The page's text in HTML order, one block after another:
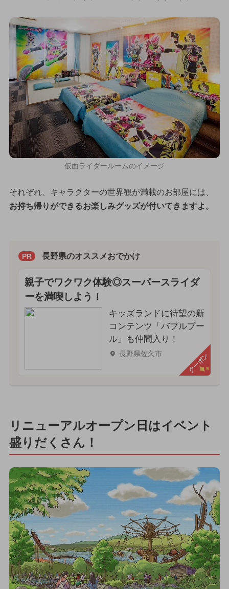
仮面ライダールームのイメージ
それぞれ、キャラクターの世界観が満載のお部屋には、
お持ち帰りができるお楽しみグッズが付いてきますよ。
PR 長野県のオススメおでかけ
親子でワクワク体験◎スーパースライダ
ーを満喫しよう！
キッズランドに待望の新
コンテンツ「バブルプー
ル」も仲間入り！
長野県佐久市 クーポン
リニューアルオープン日はイベント
盛りだくさん！